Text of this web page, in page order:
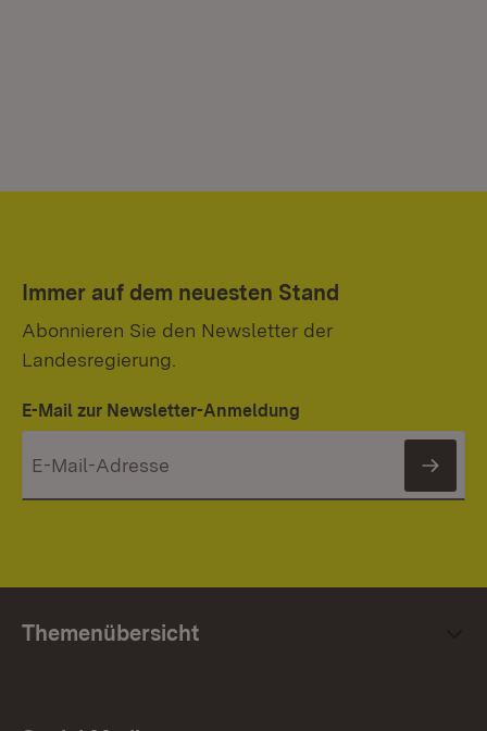
Immer auf dem neuesten Stand
Abonnieren Sie den Newsletter der
Landesregierung.
E-Mail zur Newsletter-Anmeldung
Themenübersicht